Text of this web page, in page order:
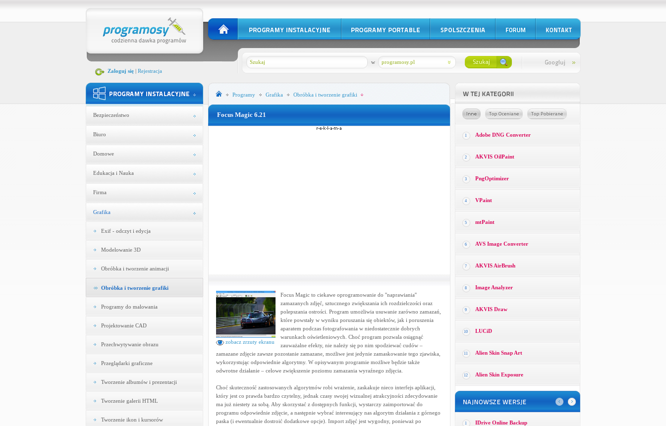
Zaloguj się| Rejestracja
programosy.pl
w
Bezpieczeństwo
Biuro
Domowe
Edukacja i Nauka
Firma
Grafika
Exif - odczyt i edycja
Modelowanie 3D
Obróbka i tworzenie animacji
Obróbka i tworzenie grafiki
Programy do malowania
Projektowanie CAD
Przechwytywanie obrazu
Przeglądarki graficzne
Tworzenie albumów i prezentacji
Tworzenie galerii HTML
Tworzenie ikon i kursorów
Programy Grafika Obróbka i tworzenie grafiki
Focus Magic 6.21
zobacz zrzuty ekranu
Focus Magic to ciekawe oprogramowanie do ''naprawiania''
zamazanych zdjęć, sztucznego zwiększania ich rozdzielczości oraz
polepszania ostrości. Program umożliwia usuwanie zarówno zamazań,
które powstały w wyniku poruszania się obiektów, jak i poruszenia
aparatem podczas fotografowania w niedostatecznie dobrych
warunkach oświetleniowych. Choć program pozwala osiągnąć
zauważalne efekty, nie należy się po nim spodziewać cudów –
zamazane zdjęcie zawsze pozostanie zamazane, możliwe jest jedynie zamaskowanie tego zjawiska,
wykorzystując odpowiednie algorytmy. W opisywanym programie możliwe będzie także
odwrotne działanie – celowe zwiększenie poziomu zamazania wyraźnego zdjęcia.
Choć skuteczność zastosowanych algorytmów robi wrażenie, zaskakuje nieco interfejs aplikacji,
który jest co prawda bardzo czytelny, jednak czasy swojej wizualnej atrakcyjności zdecydowanie
ma już niestety za sobą. Aby skorzystać z dostępnych funkcji, wystarczy zaimportować do
programu odpowiednie zdjęcie, a następnie wybrać interesujący nas algorytm działania z górnego
paska (i ewentualnie dostroić dodatkowe opcje). Import zdjęć jest wygodny, ponieważ po
1 Adobe DNG Converter
2 AKVIS OilPaint
3 PngOptimizer
4 VPaint
5 mtPaint
6 AVS Image Converter
7 AKVIS AirBrush
8 Image Analyzer
9 AKVIS Draw
10 LUCiD
11 Alien Skin Snap Art
12 Alien Skin Exposure
1 IDrive Online Backup